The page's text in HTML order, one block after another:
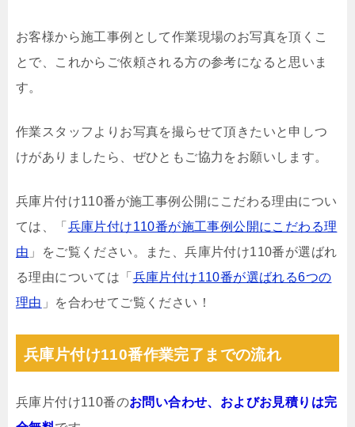
お客様から施工事例として作業現場のお写真を頂くこ
とで、これからご依頼される方の参考になると思いま
す。
作業スタッフよりお写真を撮らせて頂きたいと申しつ
けがありましたら、ぜひともご協力をお願いします。
兵庫片付け110番が施工事例公開にこだわる理由につい
ては、「 兵庫片付け110番が施工事例公開にこだわる理
由 」をご覧ください。また、兵庫片付け110番が選ばれ
る理由については「 兵庫片付け110番が選ばれる6つの
理由 」を合わせてご覧ください！
兵庫片付け110番作業完了までの流れ
兵庫片付け110番のお問い合わせ、およびお見積りは完